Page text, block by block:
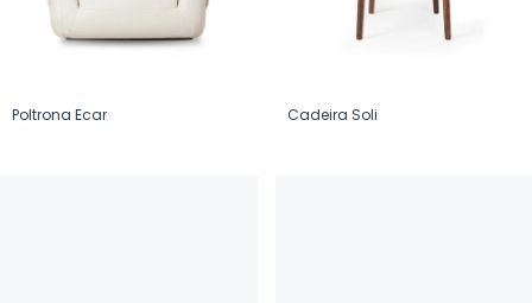
Poltrona Ecar Cadeira Soli